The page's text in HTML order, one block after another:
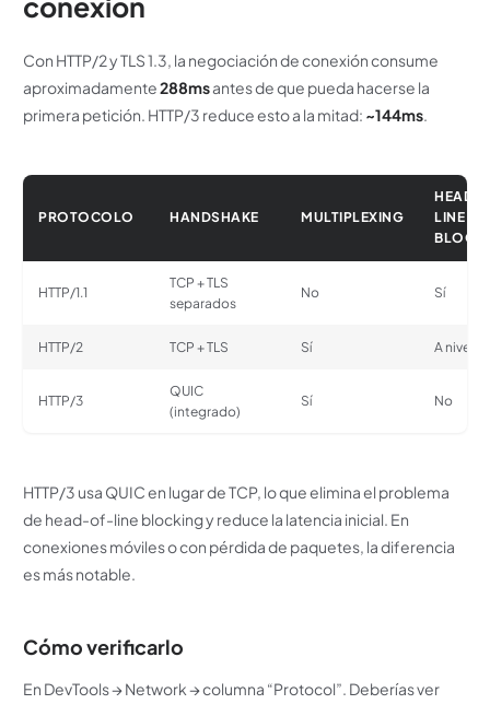
Con HTTP/2 y TLS 1.3, la negociación de conexión consume
aproximadamente288msantes de que pueda hacerse la
primera petición. HTTP/3 reduce esto a la mitad: ~144ms.
PROTOCOLO HANDSHAKE MULTIPLEXING
HEAD-
LINE
HTTP/1.1
TCP + TLS
separados
No Sí
HTTP/2 TCP + TLS Sí A nivel
HTTP/3
QUIC
(integrado)
Sí No
HTTP/3 usa QUIC en lugar de TCP, lo que elimina el problema
de head-of-line blocking y reduce la latencia inicial. En
conexiones móviles o con pérdida de paquetes, la diferencia
es más notable.
Cómo verificarlo
En DevTools → Network → columna “Protocol”. Deberías ver